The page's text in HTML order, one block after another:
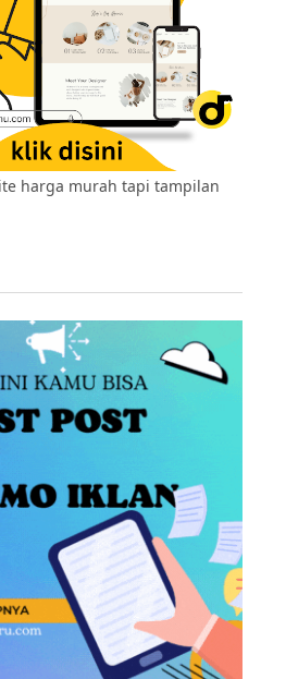
harga murah tapi tampilan